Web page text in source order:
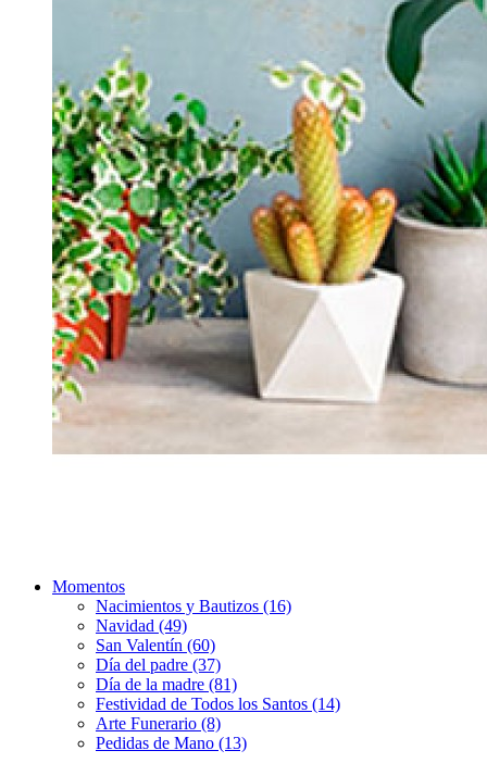
Momentos
Nacimientos y Bautizos (16)
Navidad (49)
San Valentín (60)
Día del padre (37)
Día de la madre (81)
Festividad de Todos los Santos (14)
Arte Funerario (8)
Pedidas de Mano (13)